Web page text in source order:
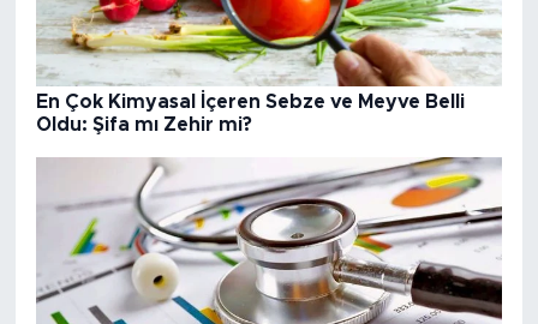
En Çok Kimyasal İçeren Sebze ve Meyve Belli
Oldu: Şifa mı Zehir mi?